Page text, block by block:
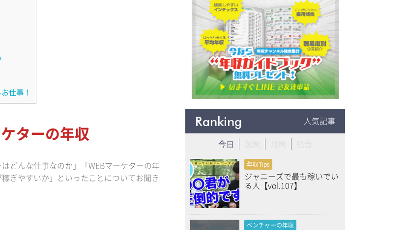
仕事！
ターの年収
はどんな仕事なのか」「WEBマーケターの年
ぎやすいか」といったことについてお聞き
Ranking 人気記事
今日
年収Tips
ジャニーズで最も稼いでい
る人【vol.107】
ベンチャーの年収